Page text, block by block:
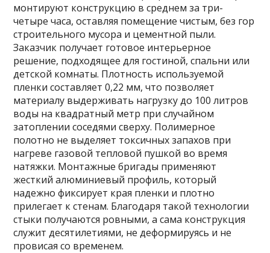
монтируют конструкцию в среднем за три-
четыре часа, оставляя помещение чистым, без гор
строительного мусора и цементной пыли.
Заказчик получает готовое интерьерное
решение, подходящее для гостиной, спальни или
детской комнаты. Плотность используемой
пленки составляет 0,22 мм, что позволяет
материалу выдерживать нагрузку до 100 литров
воды на квадратный метр при случайном
затоплении соседями сверху. Полимерное
полотно не выделяет токсичных запахов при
нагреве газовой тепловой пушкой во время
натяжки. Монтажные бригады применяют
жесткий алюминиевый профиль, который
надежно фиксирует края пленки и плотно
прилегает к стенам. Благодаря такой технологии
стыки получаются ровными, а сама конструкция
служит десятилетиями, не деформируясь и не
провисая со временем.